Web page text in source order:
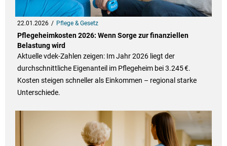
22.01.2026 Pflege & Gesetz
Pflegeheimkosten 2026: Wenn Sorge zur finanziellen
Belastung wird
Aktuelle vdek‑Zahlen zeigen: Im Jahr 2026 liegt der
durchschnittliche Eigenanteil im Pflegeheim bei 3.245 €.
Kosten steigen schneller als Einkommen – regional starke
Unterschiede.